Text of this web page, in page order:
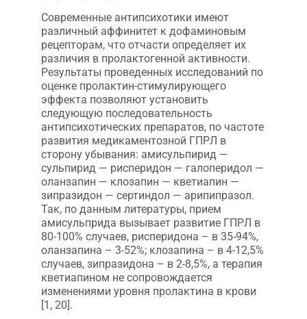
Современные антипсихотики имеют
различный аффинитет к дофаминовым
рецепторам, что отчасти определяет их
различия в пролактогенной активности.
Результаты проведенных исследований по
оценке пролактин-стимулирующего
эффекта позволяют установить
следующую последовательность
антипсихотических препаратов, по частоте
развития медикаментозной ГПРЛ в
сторону убывания: амисульпирид —
сульпирид — рисперидон — галоперидол —
оланзапин — клозапин — кветиапин —
зипразидон — сертиндол — арипипразол.
Так, по данным литературы, прием
амисульприда вызывает развитие ГПРЛ в
80-100% случаев, рисперидона – в 35-94%,
оланзапина – 3-52%; клозапина – в 4-12,5%
случаев, зипразидона – в 2-8,5%, а терапия
кветиапином не сопровождается
изменениями уровня пролактина в крови
[1, 20].